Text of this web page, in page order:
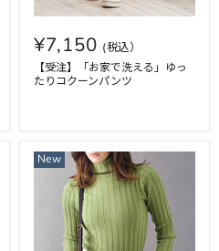
¥7,150
【受注】「お家で洗える」ゆっ
たりコクーンパンツ
New